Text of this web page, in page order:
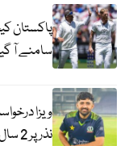
سامنے آ
ویزا
نذر پر 2 سال کی پابندی